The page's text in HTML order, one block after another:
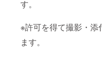
す。
※許可を得て撮影・添
ます。